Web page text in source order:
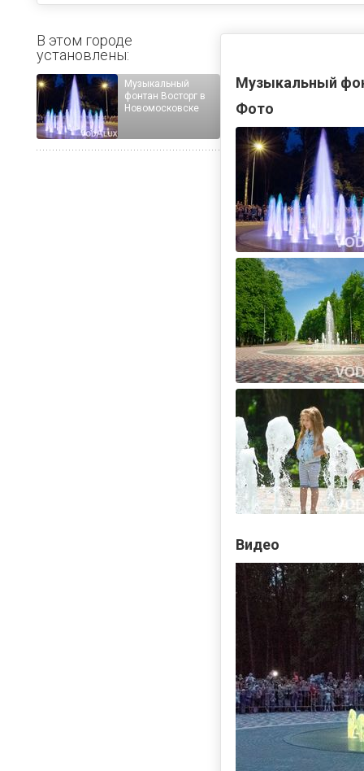
Музыкальный
Фото
Видео
В этом городе
установлены:
Музыкальный
фонтан Восторг в
Новомосковске